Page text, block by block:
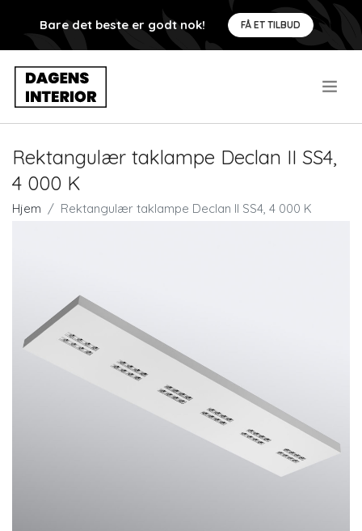
Bare det beste er godt nok! FÅ ET TILBUD
Rektangulær taklampe Declan II SS4,
4 000 K
Hjem Rektangulær taklampe Declan II SS4, 4 000 K